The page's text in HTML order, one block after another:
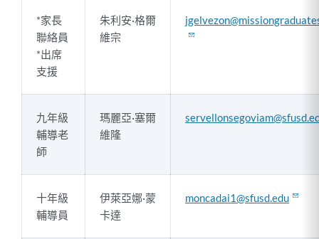
*家長
聯絡員
*出席
支援
朱利安·格爾
維宗
九年級
輔導老
師
瑪麗亞·塞爾
維隆
十年級
輔導員
伊萊亞娜·蒙
卡達
moncadai1@sfusd.edu